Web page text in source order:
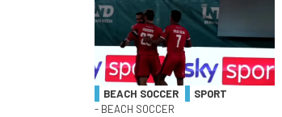
BEACH SOCCER
SPORT
- BEACH SOCCER